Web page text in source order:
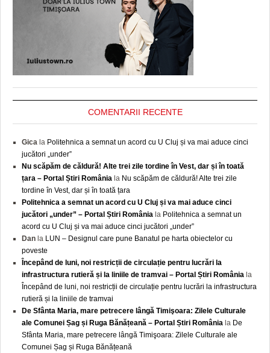
COMENTARII RECENTE
Gica la Politehnica a semnat un acord cu U Cluj și va mai aduce cinci
jucători „under”
Nu scăpăm de căldură! Alte trei zile tordine în Vest, dar și în toată
țara – Portal Știri România la Nu scăpăm de căldură! Alte trei zile
tordine în Vest, dar și în toată țara
Politehnica a semnat un acord cu U Cluj și va mai aduce cinci
jucători „under” – Portal Știri România la Politehnica a semnat un
acord cu U Cluj și va mai aduce cinci jucători „under”
Dan la LUN – Designul care pune Banatul pe harta obiectelor cu
poveste
Începând de luni, noi restricții de circulație pentru lucrări la
infrastructura rutieră și la liniile de tramvai – Portal Știri România la
Începând de luni, noi restricții de circulație pentru lucrări la infrastructura
rutieră și la liniile de tramvai
De Sfânta Maria, mare petrecere lângă Timişoara: Zilele Culturale
ale Comunei Șag și Ruga Bănățeană – Portal Știri România la De
Sfânta Maria, mare petrecere lângă Timişoara: Zilele Culturale ale
Comunei Șag și Ruga Bănățeană